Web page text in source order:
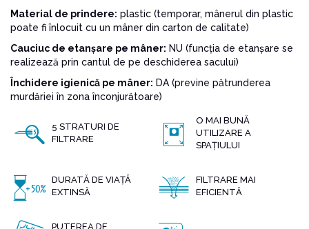
Material de prindere: plastic (temporar, mânerul din plastic
poate fi înlocuit cu un mâner din carton de calitate)
Cauciuc de etanșare pe mâner: NU (funcția de etanșare se
realizează prin cantul de pe deschiderea sacului)
Închidere igienică pe mâner: DA (previne pătrunderea
murdăriei în zona înconjurătoare)
5 STRATURI DE
FILTRARE
O MAI BUNĂ
UTILIZARE A
SPAȚIULUI
DURATĂ DE VIAȚĂ
EXTINSĂ
FILTRARE MAI
EFICIENTĂ
PUTEREA DE